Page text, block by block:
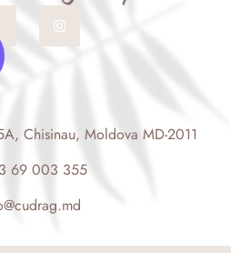
b
I
n
s
t
Chisinau, Moldova MD-2011
69 003 355